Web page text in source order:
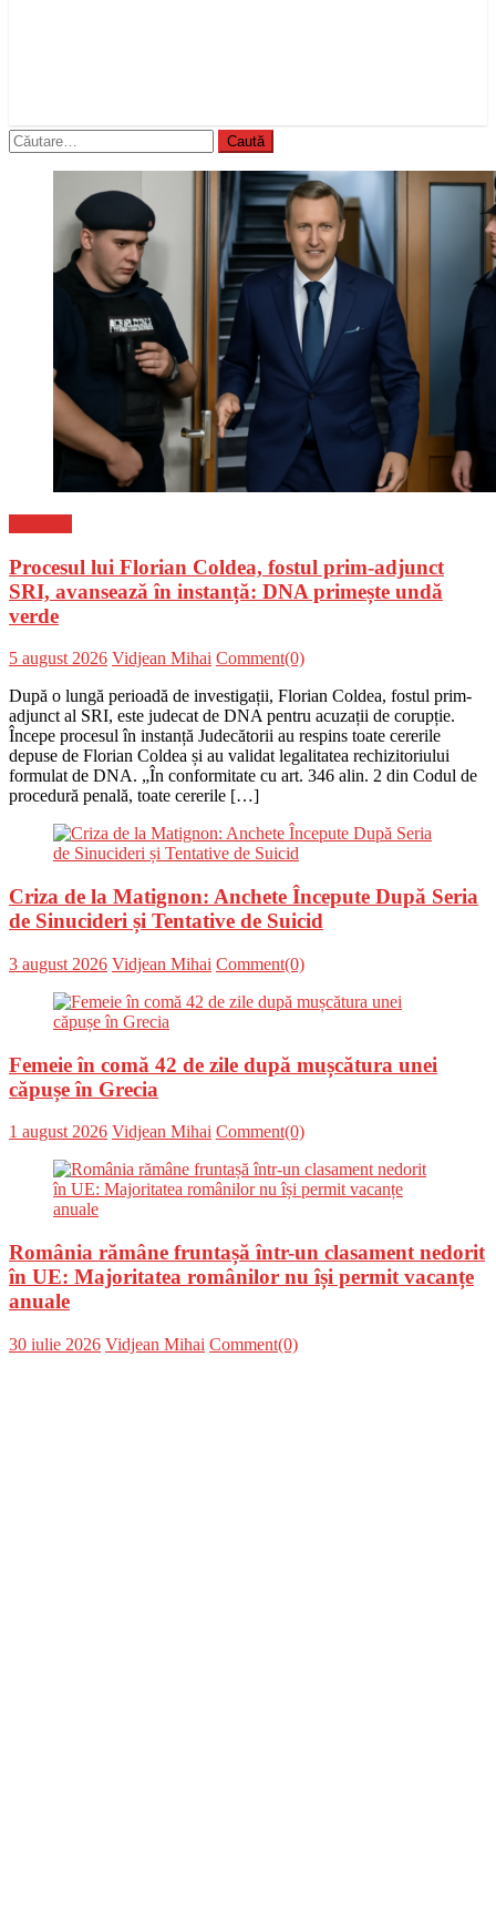
Caută
după:
Procesul lui Florian Coldea, fostul prim-adjunct
SRI, avansează în instanță: DNA primește undă
verde
Posted
5 august 2026 Author
Vidjean Mihai Comment(0)
După o lungă perioadă de investigații, Florian Coldea, fostul prim-
adjunct al SRI, este judecat de DNA pentru acuzații de corupție.
Începe procesul în instanță Judecătorii au respins toate cererile
depuse de Florian Coldea și au validat legalitatea rechizitoriului
formulat de DNA. „În conformitate cu art. 346 alin. 2 din Codul de
procedură penală, toate cererile […]
Criza de la Matignon: Anchete Începute După Seria
de Sinucideri și Tentative de Suicid
Posted
3 august 2026 Author
Vidjean Mihai Comment(0)
Femeie în comă 42 de zile după mușcătura unei
căpușe în Grecia
Posted
1 august 2026 Author
Vidjean Mihai Comment(0)
România rămâne fruntașă într-un clasament nedorit
în UE: Majoritatea românilor nu își permit vacanțe
anuale
Posted
30 iulie 2026 Author
Vidjean Mihai Comment(0)